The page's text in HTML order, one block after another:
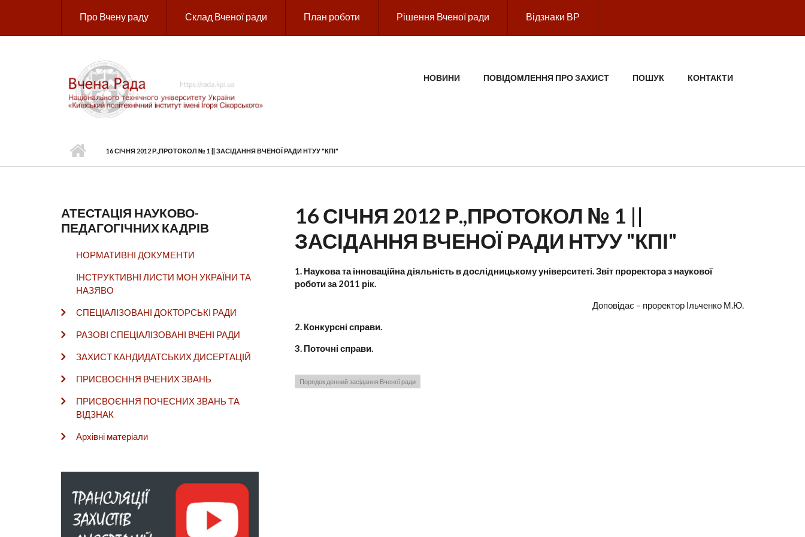
Про Вчену раду Склад Вченої ради План роботи Рішення Вченої ради Відзнаки ВР
ГОЛОВНЕ МЕНЮНОВИНИ ПОВІДОМЛЕННЯ ПРО ЗАХИСТ ПОШУК КОНТАКТИ
16 СІЧНЯ 2012 Р.,ПРОТОКОЛ № 1 || ЗАСІДАННЯ ВЧЕНОЇ РАДИ НТУУ "КПІ"
АТЕСТАЦІЯ НАУКОВО-
ПЕДАГОГІЧНИХ КАДРІВ
НОРМАТИВНІ ДОКУМЕНТИ
ІНСТРУКТИВНІ ЛИСТИ МОН УКРАЇНИ ТА
НАЗЯВО
СПЕЦІАЛІЗОВАНІ ДОКТОРСЬКІ РАДИ
РАЗОВІ СПЕЦІАЛІЗОВАНІ ВЧЕНІ РАДИ
ЗАХИСТ КАНДИДАТСЬКИХ ДИСЕРТАЦІЙ
ПРИСВОЄННЯ ВЧЕНИХ ЗВАНЬ
ПРИСВОЄННЯ ПОЧЕСНИХ ЗВАНЬ ТА
ВІДЗНАК
Архівні матеріали
16 СІЧНЯ 2012 Р.,ПРОТОКОЛ № 1 ||
ЗАСІДАННЯ ВЧЕНОЇ РАДИ НТУУ "КПІ"
1. Наукова та інноваційна діяльність в дослідницькому університеті. Звіт проректора з наукової
роботи за 2011 рік.
Доповідає – проректор Ільченко М.Ю.
2. Конкурсні справи.
3. Поточні справи.
Порядок денний засідання Вченої ради